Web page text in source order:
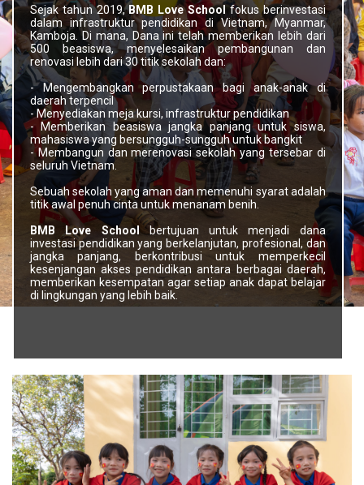
Sejak tahun 2019,BMB Love Schoolfokus berinvestasi
dalam infrastruktur pendidikan di Vietnam, Myanmar,
Kamboja. Di mana, Dana ini telah memberikan lebih dari
500 beasiswa, menyelesaikan pembangunan dan
renovasi lebih dari 30 titik sekolah dan:
- Mengembangkan perpustakaan bagi anak-anak di
daerah terpencil
- Menyediakan meja kursi, infrastruktur pendidikan
- Memberikan beasiswa jangka panjang untuk siswa,
mahasiswa yang bersungguh-sungguh untuk bangkit
- Membangun dan merenovasi sekolah yang tersebar di
seluruh Vietnam.
Sebuah sekolah yang aman dan memenuhi syarat adalah
titik awal penuh cinta untuk menanam benih.
BMB Love School bertujuan untuk menjadi dana
investasi pendidikan yang berkelanjutan, profesional, dan
jangka panjang, berkontribusi untuk memperkecil
kesenjangan akses pendidikan antara berbagai daerah,
memberikan kesempatan agar setiap anak dapat belajar
di lingkungan yang lebih baik.